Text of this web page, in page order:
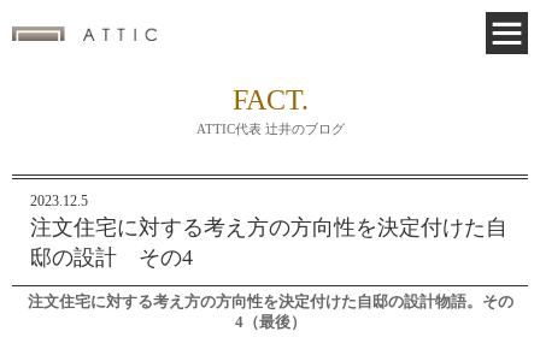
FACT.
ATTIC代表 辻井のブログ
2023.12.5
注文住宅に対する考え方の方向性を決定付けた自
邸の設計 その4
注文住宅に対する考え方の方向性を決定付けた自邸の設計物語。その
4（最後）